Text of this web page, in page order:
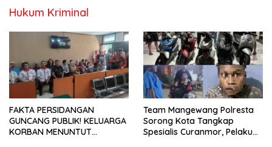
Hukum Kriminal
FAKTA PERSIDANGAN
GUNCANG PUBLIK! KELUARGA
KORBAN MENUNTUT
Team Mangewang Polresta
Sorong Kota Tangkap
Spesialis Curanmor, Pelaku